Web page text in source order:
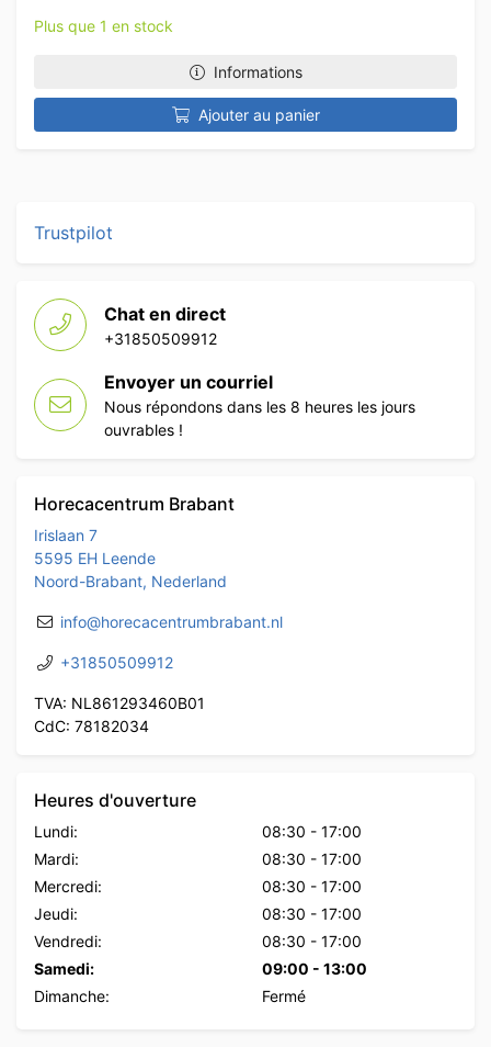
Plus que 1 en stock
Informations
Ajouter au panier
Trustpilot
Chat en direct
+31850509912
Envoyer un courriel
Nous répondons dans les 8 heures les jours
ouvrables !
Horecacentrum Brabant
Irislaan 7
5595 EH Leende
Noord-Brabant, Nederland
info@horecacentrumbrabant.nl
+31850509912
TVA: NL861293460B01
CdC: 78182034
Heures d'ouverture
Lundi: 08:30 - 17:00
Mardi:
08:30 - 17:00
Mercredi:
08:30 - 17:00
Jeudi:
08:30 - 17:00
Vendredi:
08:30 - 17:00
Samedi:
09:00 - 13:00
Dimanche:
Fermé